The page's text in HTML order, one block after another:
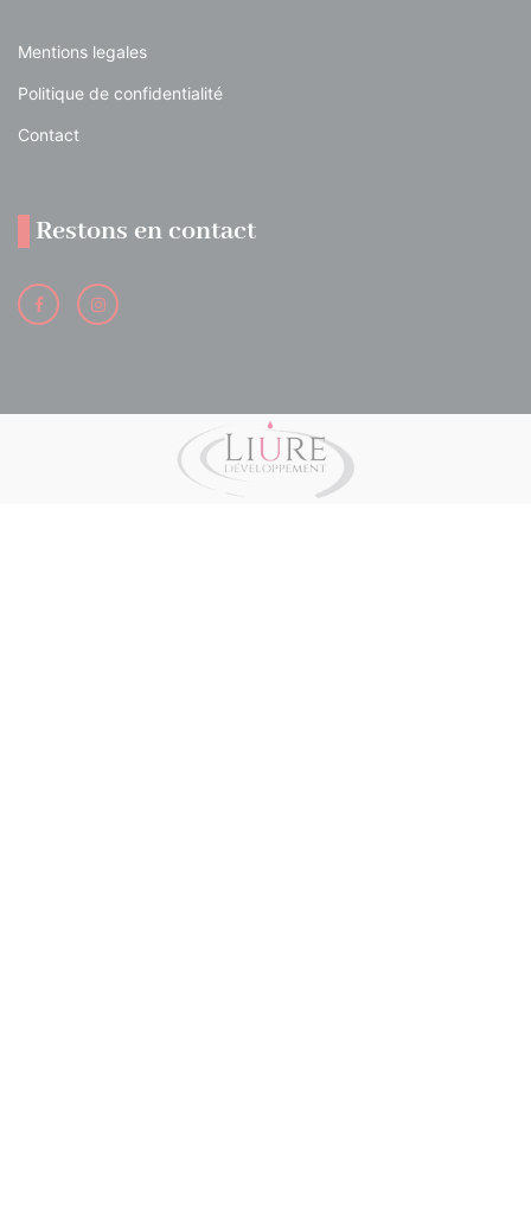
Mentions legales
Politique de confidentialité
Contact
Restons en contact